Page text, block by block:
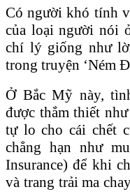
Có người khó tính
của loại người nói
chí lý giống như
trong truyện ‘Ném
Ở Bắc Mỹ này,
được thắm thiết
tự lo cho cái chết
chẳng hạn như
Insurance) để khi
và trang trải ma